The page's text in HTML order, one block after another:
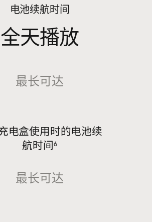
电池续航时间
全天播放
最长​可​达
电盒​使用​时​的​电​池续​
航时间 6
最长​可​达